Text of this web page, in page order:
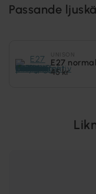
Passande
E27
45 kr